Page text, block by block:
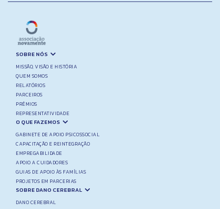
SOBRE NÓS
MISSÃO, VISÃO E HISTÓRIA
QUEM SOMOS
RELATÓRIOS
PARCEIROS
PRÉMIOS
REPRESENTATIVIDADE
O QUE FAZEMOS
GABINETE DE APOIO PSICOSSOCIAL
CAPACITAÇÃO E REINTEGRAÇÃO
EMPREGABILIDADE
APOIO A CUIDADORES
GUIAS DE APOIO ÀS FAMÍLIAS
PROJETOS EM PARCERIAS
SOBRE DANO CEREBRAL
DANO CEREBRAL